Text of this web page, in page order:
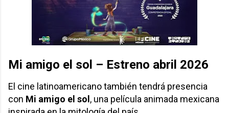
Mi amigo el sol – Estreno abril 2026
El cine latinoamericano también tendrá presencia
con Mi amigo el sol, una película animada mexicana